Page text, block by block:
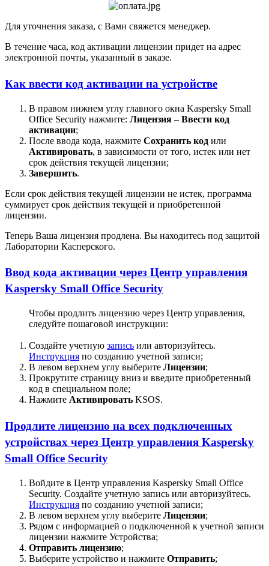
Для уточнения заказа, с Вами свяжется менеджер.
В течение часа, код активации лицензии придет на адрес
электронной почты, указанный в заказе.
Как ввести код активации на устройстве
В правом нижнем углу главного окна Kaspersky Small
Office Security нажмите: Лицензия – Ввести код
активации;
После ввода кода, нажмите Сохранить код или
Активировать, в зависимости от того, истек или нет
срок действия текущей лицензии;
Завершить.
Если срок действия текущей лицензии не истек, программа
суммирует срок действия текущей и приобретенной
лицензии.
Теперь Ваша лицензия продлена. Вы находитесь под защитой
Лаборатории Касперского.
Ввод кода активации через Центр управления
Kaspersky Small Office Security
Чтобы продлить лицензию через Центр управления,
следуйте пошаговой инструкции:
Создайте учетную запись или авторизуйтесь.
Инструкция по созданию учетной записи;
В левом верхнем углу выберите Лицензии;
Прокрутите страницу вниз и введите приобретенный
код в специальном поле;
Нажмите Активировать KSOS.
Продлите лицензию на всех подключенных
устройствах через Центр управления Kaspersky
Small Office Security
Войдите в Центр управления Kaspersky Small Office
Security. Создайте учетную запись или авторизуйтесь.
Инструкция по созданию учетной записи;
В левом верхнем углу выберите Лицензии;
Рядом с информацией о подключенной к учетной записи
лицензии нажмите Устройства;
Отправить лицензию;
Выберите устройство и нажмите Отправить;